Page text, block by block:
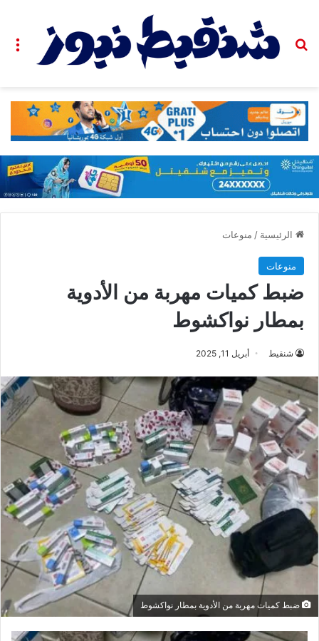
بحث عن
الرئيسية / منوعات
منوعات
ضبط كميات مهربة من الأدوية
بمطار نواكشوط
شنقيط أبريل 11, 2025
ضبط كميات مهربة من الأدوية بمطار نواكشوط